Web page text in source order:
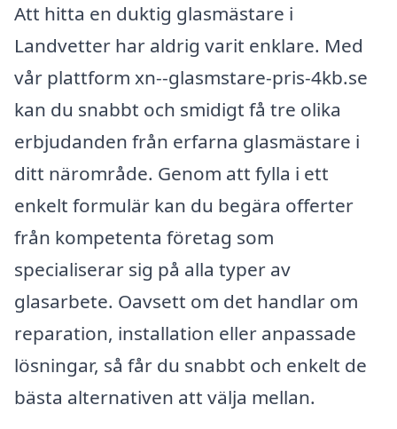
Att hitta en duktig glasmästare i
Landvetter har aldrig varit enklare. Med
vår plattform xn--glasmstare-pris-4kb.se
kan du snabbt och smidigt få tre olika
erbjudanden från erfarna glasmästare i
ditt närområde. Genom att fylla i ett
enkelt formulär kan du begära offerter
från kompetenta företag som
specialiserar sig på alla typer av
glasarbete. Oavsett om det handlar om
reparation, installation eller anpassade
lösningar, så får du snabbt och enkelt de
bästa alternativen att välja mellan.